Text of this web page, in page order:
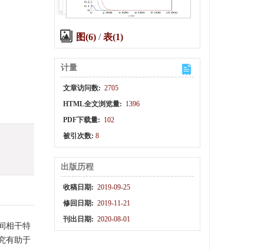
相干特
有助于
图(6)/表(1)
计量
文章访问数: 2705
HTML全文浏览量: 1396
PDF下载量: 102
被引次数: 8
出版历程
收稿日期: 2019-09-25
修回日期: 2019-11-21
刊出日期: 2020-08-01